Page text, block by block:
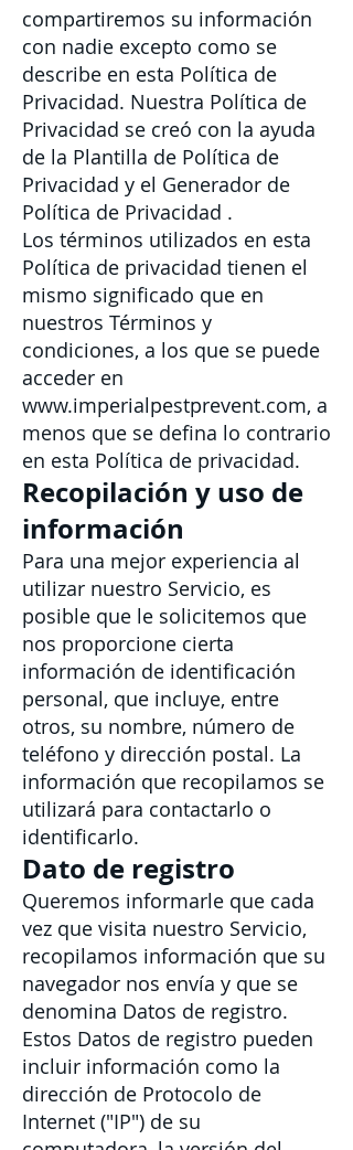
compartiremos su información
con nadie excepto como se
describe en esta Política de
Privacidad. Nuestra Política de
Privacidad se creó con la ayuda
de la Plantilla de Política de
Privacidad y el Generador de
Política de Privacidad .
Los términos utilizados en esta
Política de privacidad tienen el
mismo significado que en
nuestros Términos y
condiciones, a los que se puede
acceder en
www.imperialpestprevent.com, a
menos que se defina lo contrario
en esta Política de privacidad.
Recopilación y uso de
información
Para una mejor experiencia al
utilizar nuestro Servicio, es
posible que le solicitemos que
nos proporcione cierta
información de identificación
personal, que incluye, entre
otros, su nombre, número de
teléfono y dirección postal. La
información que recopilamos se
utilizará para contactarlo o
identificarlo.
Dato de registro
Queremos informarle que cada
vez que visita nuestro Servicio,
recopilamos información que su
navegador nos envía y que se
denomina Datos de registro.
Estos Datos de registro pueden
incluir información como la
dirección de Protocolo de
Internet ("IP") de su